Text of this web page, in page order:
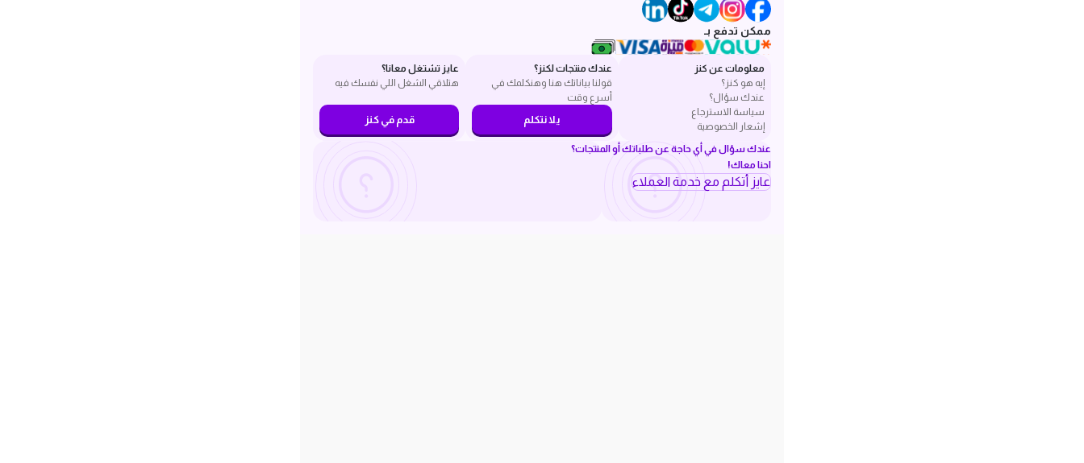
ممكن تدفع بـ
معلومات عن كنز
إيه هو كنز؟
عندك سؤال؟
سياسة الاسترجاع
إشعار الخصوصية
عندك منتجات لكنز؟
قولنا بياناتك هنا وهنكلمك في
أسرع وقت
يلا نتكلم
عايز تشتغل معانا؟
هتلاقي الشغل اللي نفسك فيه
قدم في كنز
عندك سؤال في أي حاجة عن طلباتك أو المنتجات؟
احنا معاك!
عايز أتكلم مع خدمة العملاء